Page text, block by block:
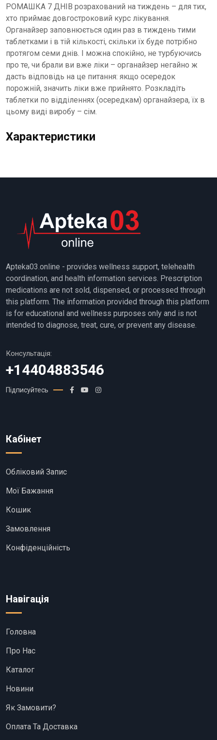
РОМАШКА 7 ДНІВ розрахований на тиждень – для тих,
хто приймає довгостроковий курс лікування.
Органайзер заповнюється один раз в тиждень тими
таблетками і в тій кількості, скільки їх буде потрібно
протягом семи днів. І можна спокійно, не турбуючись
про те, чи брали ви вже ліки – органайзер негайно ж
дасть відповідь на це питання: якщо осередок
порожній, значить ліки вже прийнято. Розкладіть
таблетки по відділеннях (осередкам) органайзера, їх в
цьому виді виробу – сім.
Характеристики
Apteka03.online - provides wellness support, telehealth
coordination, and health information services. Prescription
medications are not sold, dispensed, or processed through
this platform. The information provided through this platform
is for educational and wellness purposes only and is not
intended to diagnose, treat, cure, or prevent any disease.
Консультація:
+14404883546
Підписуйтесь
Кабінет
Обліковий Запис
Мої Бажання
Кошик
Замовлення
Конфіденційність
Навігація
Головна
Про Нас
Каталог
Новини
Як Замовити?
Оплата Та Доставка